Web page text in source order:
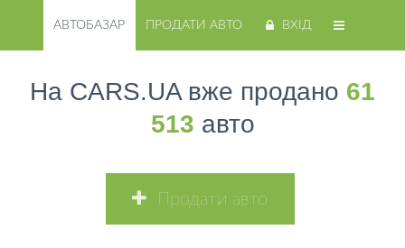
АВТОБАЗАР ПРОДАТИ АВТО ВХІД
На CARS.UA вже продано 61
513 авто
Продати авто